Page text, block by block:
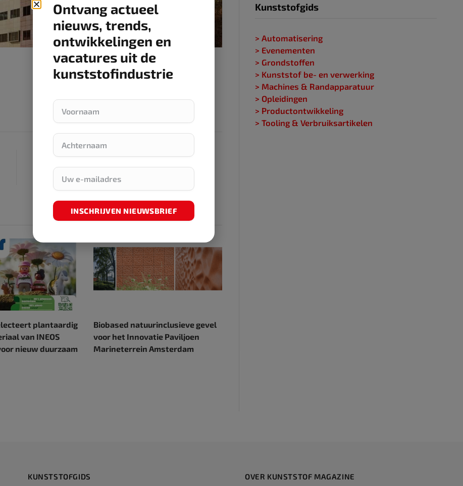
NEXT ARTICLE
Neem deel aan de bijeenkomst ‘Platform Industrie
& Veiligheid’
plantaardig
van INEOS
nieuw duurzaam
Biobased natuurinclusieve gevel
voor het Innovatie Paviljoen
Marineterrein Amsterdam
Kunststofgids
> Automatisering
> Evenementen
> Grondstoffen
> Kunststof be- en verwerking
> Machines & Randapparatuur
> Opleidingen
> Productontwikkeling
> Tooling & Verbruiksartikelen
KUNSTSTOFGIDS OVER KUNSTSTOF MAGAZINE
Ontvang actueel
nieuws, trends,
ontwikkelingen en
vacatures uit de
kunststofindustrie
INSCHRIJVEN NIEUWSBRIEF